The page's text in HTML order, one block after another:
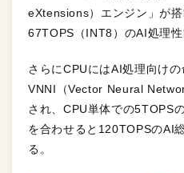
eXtensions）エンジン」が
67TOPS（INT8）のAI処理性
さらにCPUにはAI処理向け
VNNI（Vector Neural
され、CPU単体での5TOPS
を合わせると120TOPSのAI
る。